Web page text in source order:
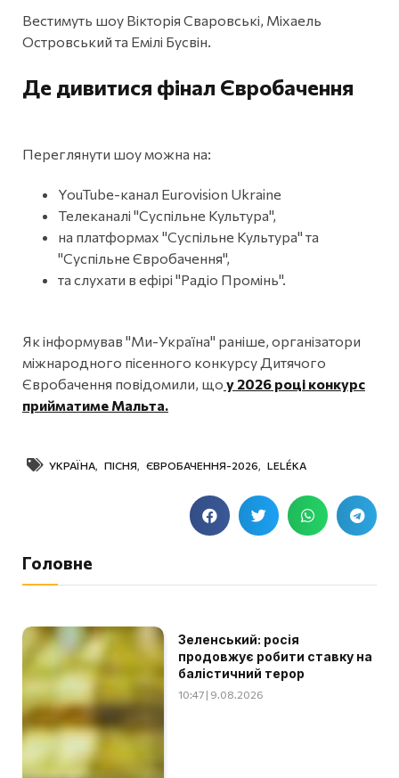
Вестимуть шоу Вікторія Сваровські, Міхаель
Островський та Емілі Бусвін.
Де дивитися фінал Євробачення
Переглянути шоу можна на:
YouTube-канал Eurovision Ukraine
Телеканалі "Суспільне Культура",
на платформах "Суспільне Культура" та
"Суспільне Євробачення",
та слухати в ефірі "Радіо Промінь".
Як інформував "Ми-Україна" раніше, організатори
міжнародного пісенного конкурсу Дитячого
Євробачення повідомили, що у 2026 році конкурс
прийматиме Мальта.
УКРАЇНА ПІСНЯ ЄВРОБАЧЕННЯ-2026 LELÉKA
Головне
Зеленський: росія
продовжує робити ставку на
балістичний терор
10:47 | 9.08.2026